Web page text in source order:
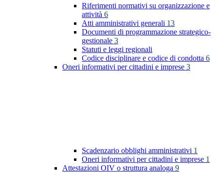
Riferimenti normativi su organizzazione e
attività 6
Atti amministrativi generali 13
Documenti di programmazione strategico-
gestionale 3
Statuti e leggi regionali
Codice disciplinare e codice di condotta 6
Oneri informativi per cittadini e imprese 3
Scadenzario obblighi amministrativi 1
Oneri informativi per cittadini e imprese 1
Attestazioni OIV o struttura analoga 9